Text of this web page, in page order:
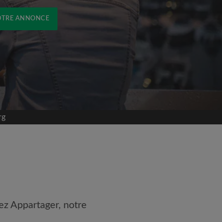
ANNONCE
Appartager, notre